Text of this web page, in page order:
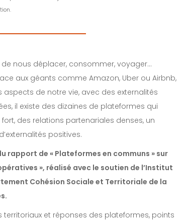
nous déplacer, consommer, voyager…
aux géants comme Amazon, Uber ou Airbnb,
de notre vie, avec des externalités
il existe des dizaines de plateformes qui
des relations partenariales denses, un
positives.
rapport de « Plateformes en communs » sur
», réalisé avec le soutien de l’Institut
Cohésion Sociale et Territoriale de la
et réponses des plateformes, points